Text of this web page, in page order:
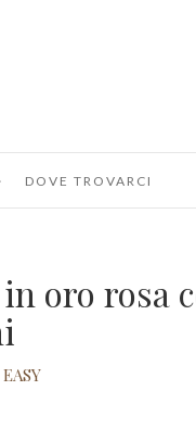
DOVE TROVARCI
oro rosa